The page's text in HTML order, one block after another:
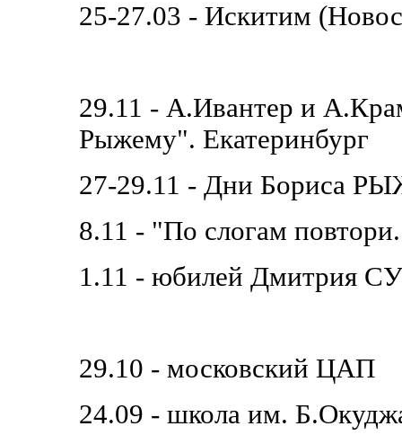
25-27.03 - Искитим
29.11 - А.Ивантер и
Рыжему". Екатеринбург
27-29.11 - Дни Бориса
8.11 - "По слогам
1.11 - юбилей Дмитрия
29.10 - московский ЦАП
24.09 - школа им.